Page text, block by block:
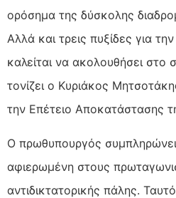
ορόσημα της δύσκολης
Αλλά και τρεις πυξίδες για
καλείται να ακολουθήσει στο
τονίζει ο Κυριάκος
την Επέτειο Αποκατάστασης
Ο πρωθυπουργός
αφιερωμένη στους
αντιδικτατορικής πάλης.